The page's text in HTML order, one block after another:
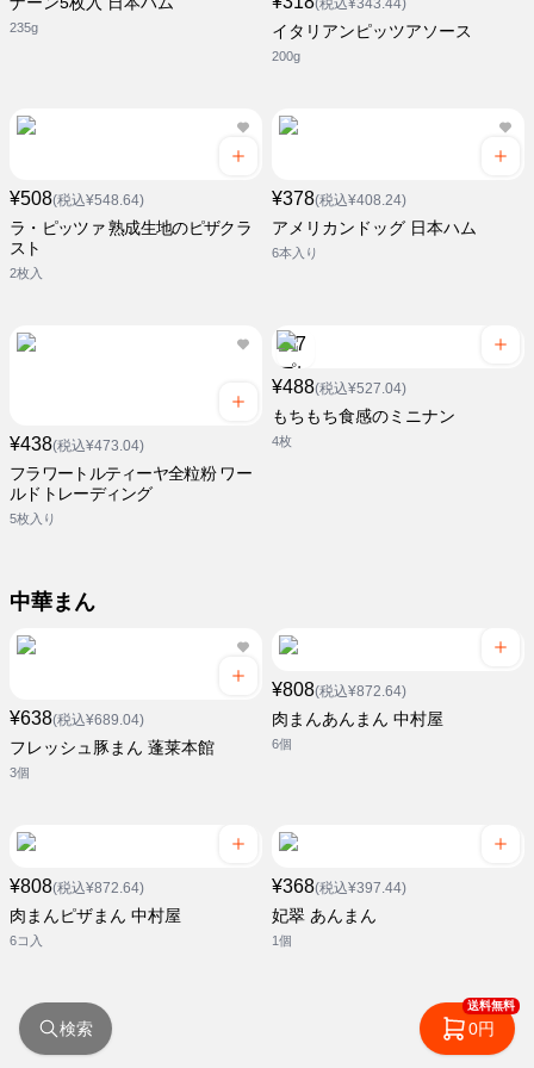
235g
(税込¥343.44)
イタリアンピッツアソース
200g
¥508(税込¥548.64)
ラ・ピッツァ 熟成生地のピザクラ
スト
2枚入
¥378(税込¥408.24)
アメリカンドッグ 日本ハム
6本入り
¥438(税込¥473.04)
フラワートルティーヤ全粒粉 ワー
ルドトレーディング
5枚入り
¥488(税込¥527.04)
もちもち食感のミニナン
4枚
中華まん
¥638(税込¥689.04)
フレッシュ豚まん 蓬莱本館
3個
¥808(税込¥872.64)
肉まんあんまん 中村屋
6個
¥808(税込¥872.64)
肉まんピザまん 中村屋
6コ入
¥368(税込¥397.44)
妃翠 あんまん
1個
検索
送料無料
0円